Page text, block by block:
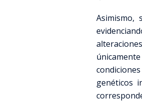
Asimismo,
genéticos